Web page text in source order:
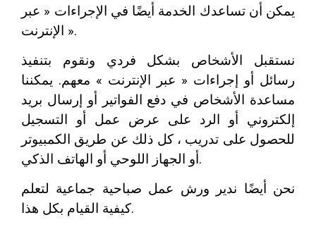
يمكن أن تساعدك الخدمة أيضًا في الإجراءات « عبر
الإنترنت ».
نستقبل الأشخاص بشكل فردي ونقوم بتنفيذ
رسائل أو إجراءات « عبر الإنترنت » معهم. يمكننا
مساعدة الأشخاص في دفع الفواتير أو إرسال بريد
إلكتروني أو الرد على عرض عمل أو التسجيل
للحصول على تدريب ، كل ذلك عن طريق الكمبيوتر
أو الجهاز اللوحي أو الهاتف الذكي.
نحن أيضًا ندير ورش عمل صباحية جماعية لتعلم
كيفية القيام بكل هذا.